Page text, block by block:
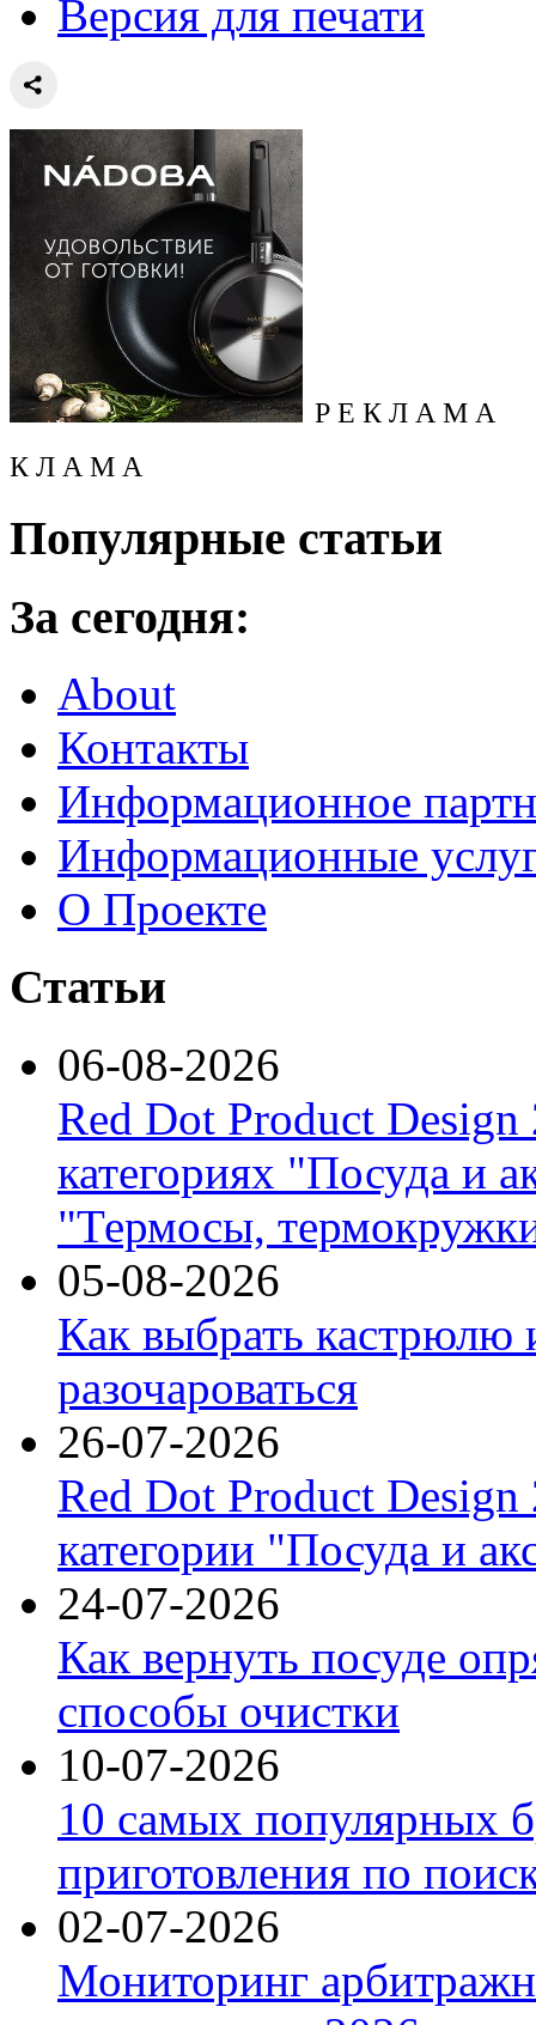
Версия для печати
Р Е К Л А М А
К Л А М А
Популярные статьи
За сегодня:
About
Контакты
Информационное
Информационные
О Проекте
Статьи
06-08-2026
Red Dot Product Design
категориях "Посуда и
"Термосы,
05-08-2026
Как выбрать кастрюлю
разочароваться
26-07-2026
Red Dot Product Design
категории "Посуда и
24-07-2026
Как вернуть посуде
способы очистки
10-07-2026
10 самых популярных
приготовления по
02-07-2026
Мониторинг